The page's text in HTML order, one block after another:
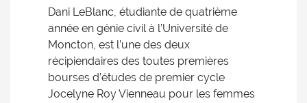
Dani LeBlanc, étudiante de quatrième
année en génie civil à l’Université de
Moncton, est l’une des deux
récipiendaires des toutes premières
bourses d’études de premier cycle
Jocelyne Roy Vienneau pour les femmes